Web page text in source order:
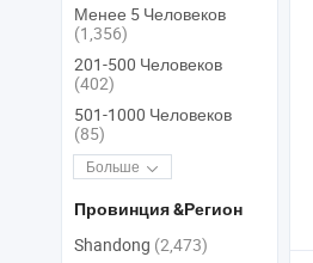
Менее 5 Человеков
(1,356)
201-500 Человеков
(402)
501-1000 Человеков
(85)
Больше
Провинция &Регион
Shandong (2,473)